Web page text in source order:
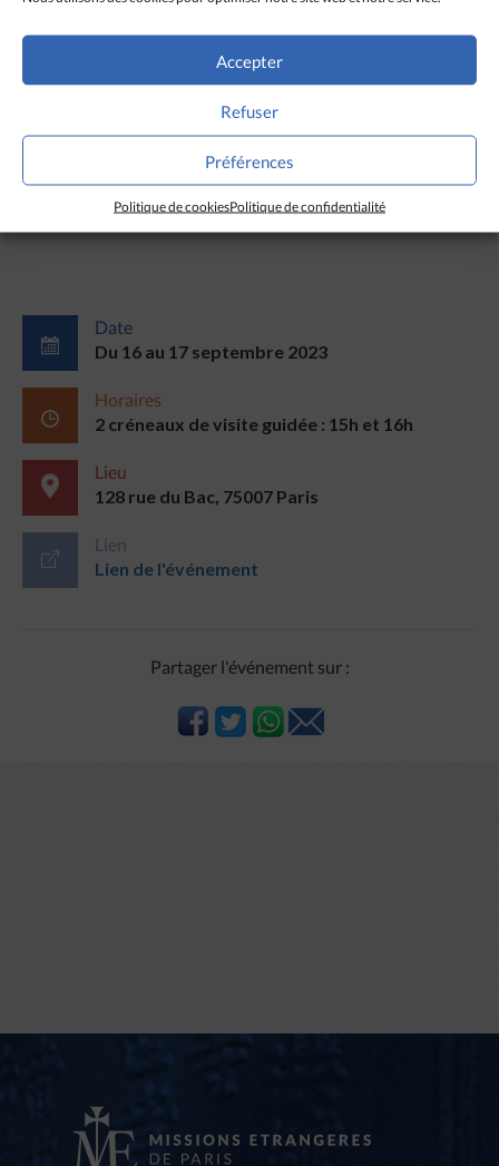
Accepter
Refuser
Préférences
Politique de cookiesPolitique de confidentialité
Date
Du 16 au 17 septembre 2023
Horaires
2 créneaux de visite guidée : 15h et 16h
Lieu
128 rue du Bac, 75007 Paris
Lien
Lien de l'événement
Partager l'événement sur :